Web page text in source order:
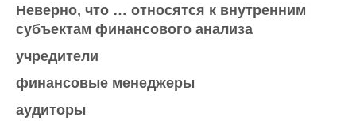
Неверно, что … относятся к внутренним
субъектам финансового анализа
учредители
финансовые менеджеры
аудиторы